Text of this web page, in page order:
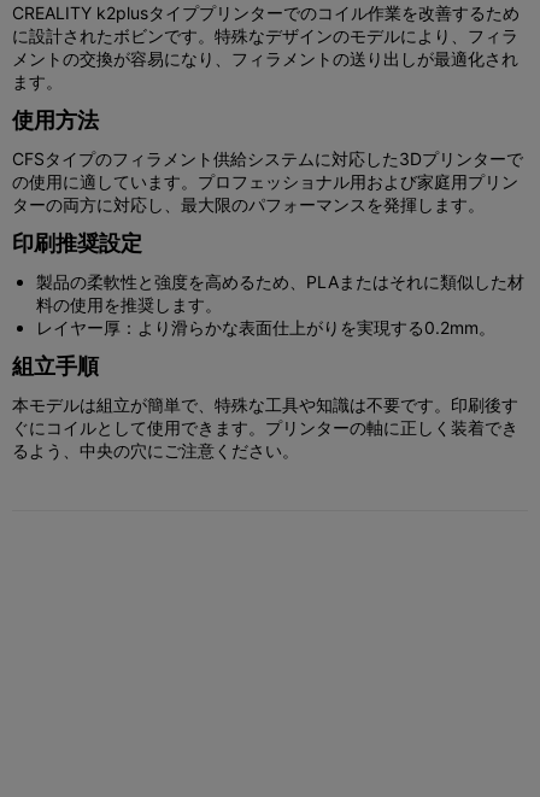
CREALITY k2plusタイププリンターでのコイル作業を改善するため
に設計されたボビンです。特殊なデザインのモデルにより、フィラ
メントの交換が容易になり、フィラメントの送り出しが最適化され
ます。
使用方法
CFSタイプのフィラメント供給システムに対応した3Dプリンターで
の使用に適しています。プロフェッショナル用および家庭用プリン
ターの両方に対応し、最大限のパフォーマンスを発揮します。
印刷推奨設定
製品の柔軟性と強度を高めるため、PLAまたはそれに類似した材
料の使用を推奨します。
レイヤー厚：より滑らかな表面仕上がりを実現する0.2mm。
組立手順
本モデルは組立が簡単で、特殊な工具や知識は不要です。印刷後す
ぐにコイルとして使用できます。プリンターの軸に正しく装着でき
るよう、中央の穴にご注意ください。